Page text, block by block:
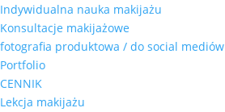
Indywidualna nauka makijażu
Konsultacje makijażowe
fotografia produktowa / do social mediów
Portfolio
CENNIK
Lekcja makijażu